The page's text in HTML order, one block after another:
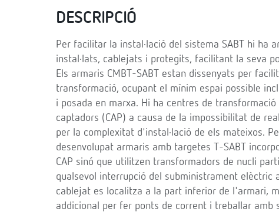
DESCRIPCIÓ
Per facilitar la instal·lació del sistema SABT hi ha
instal·lats, cablejats i protegits, facilitant la seva
Els armaris CMBT-SABT estan dissenyats per
transformació, ocupant el mínim espai possible
i posada en marxa. Hi ha centres de
captadors (CAP) a causa de la impossibilitat de
per la complexitat d'instal·lació de els mateixos.
desenvolupat armaris amb targetes T-SABT
CAP sinó que utilitzen transformadors de nucli
qualsevol interrupció del subministrament elèctric
cablejat es localitza a la part inferior de l'armari,
addicional per fer ponts de corrent i treballar amb